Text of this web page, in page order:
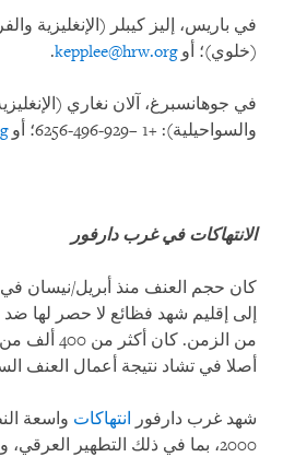
(خلوي)؛ أوkepplee@hrw.org
.
في جوهانسبرغ، آلان نغاري
والسواحيلية): +1 –929-496-6256؛ أو
الانتهاكات في غرب دارفور
كان حجم العنف منذ أبريل/نيسان في
إلى إقليم شهد فظائع لا حصر لها
من الزمن.
أصلا في تشاد نتيجة أعمال العنف
شهد غرب دارفور انتهاكات واسعة
2000، بما في ذلك التطهير العرقي، و